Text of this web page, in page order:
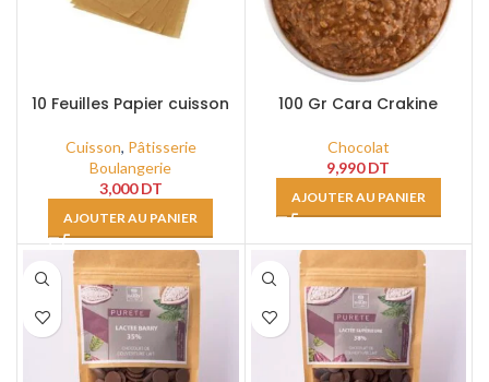
10 Feuilles Papier cuisson
Cuisson, Pâtisserie
Boulangerie
3,000DT
AJOUTER AU PANIER
100 Gr Cara Crakine
Chocolat
9,990DT
AJOUTER AU PANIER